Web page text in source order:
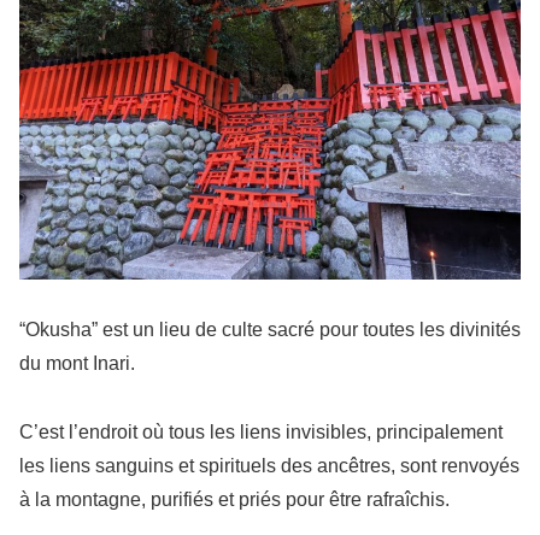
“Okusha” est un lieu de culte sacré pour toutes les divinités
du mont Inari.
C’est l’endroit où tous les liens invisibles, principalement
les liens sanguins et spirituels des ancêtres, sont renvoyés
à la montagne, purifiés et priés pour être rafraîchis.